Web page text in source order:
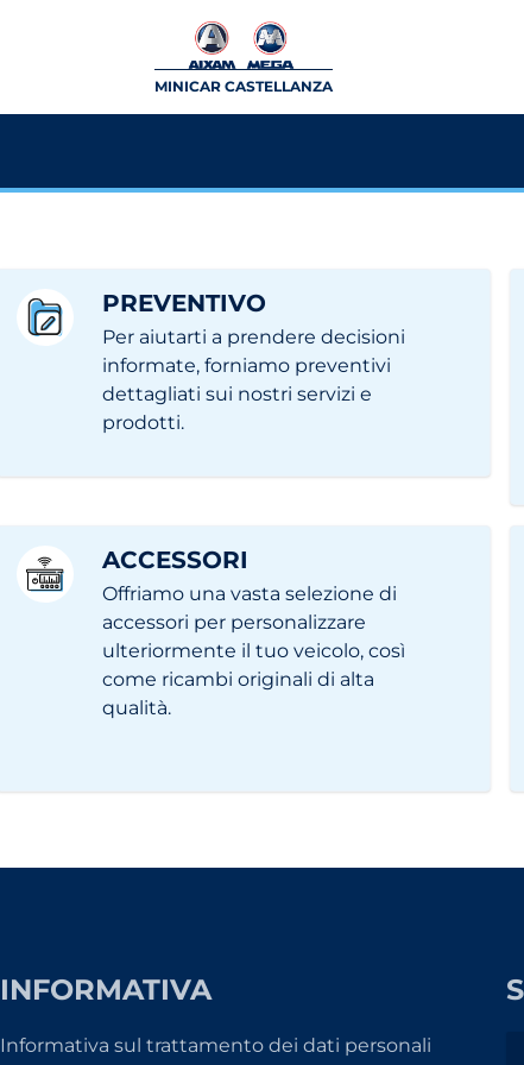
MINICAR CASTELLANZA
PREVENTIVO
Per aiutarti a prendere decisioni
informate, forniamo preventivi
dettagliati sui nostri servizi e
prodotti.
ACCESSORI
Offriamo una vasta selezione di
accessori per personalizzare
ulteriormente il tuo veicolo, così
come ricambi originali di alta
qualità.
INFORMATIVA
Informativa sul trattamento dei dati personali